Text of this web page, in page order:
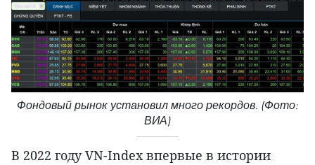
Фондовый рынок установил много рекордов. (Фото:
ВИА)
В 2022 году VN-Index впервые в истории